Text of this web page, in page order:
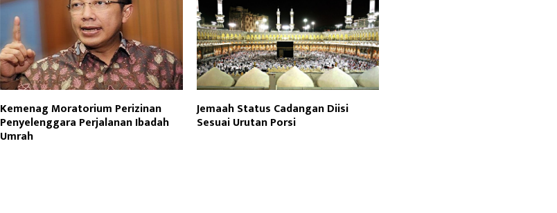
Kemenag Moratorium Perizinan
Penyelenggara Perjalanan Ibadah
Umrah
Jemaah Status Cadangan Diisi
Sesuai Urutan Porsi